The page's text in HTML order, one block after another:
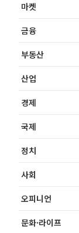
마켓
금융
부동산
산업
경제
국제
정치
사회
오피니언
문화·라이프